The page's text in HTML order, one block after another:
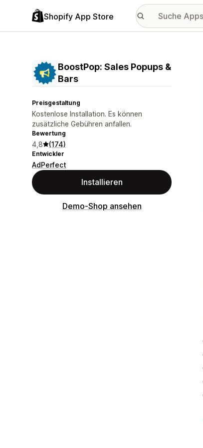
Shopify App Store
BoostPop: Sales Popups &
Bars
Preisgestaltung
Kostenlose Installation. Es können
zusätzliche Gebühren anfallen.
Bewertung
4,8 (174)
Entwickler
AdPerfect
Installieren
Demo-Shop ansehen